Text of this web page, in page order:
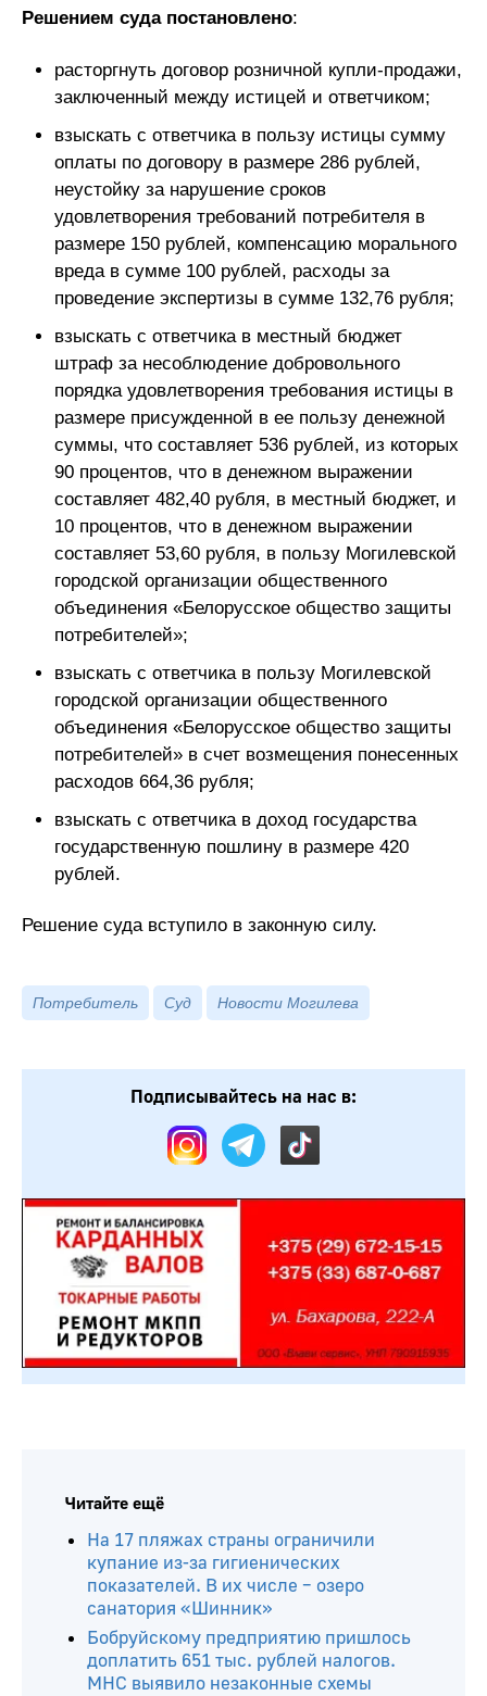
Решением суда постановлено:
расторгнуть договор розничной купли-продажи,
заключенный между истицей и ответчиком;
взыскать с ответчика в пользу истицы сумму
оплаты по договору в размере 286 рублей,
неустойку за нарушение сроков
удовлетворения требований потребителя в
размере 150 рублей, компенсацию морального
вреда в сумме 100 рублей, расходы за
проведение экспертизы в сумме 132,76 рубля;
взыскать с ответчика в местный бюджет
штраф за несоблюдение добровольного
порядка удовлетворения требования истицы в
размере присужденной в ее пользу денежной
суммы, что составляет 536 рублей, из которых
90 процентов, что в денежном выражении
составляет 482,40 рубля, в местный бюджет, и
10 процентов, что в денежном выражении
составляет 53,60 рубля, в пользу Могилевской
городской организации общественного
объединения «Белорусское общество защиты
потребителей»;
взыскать с ответчика в пользу Могилевской
городской организации общественного
объединения «Белорусское общество защиты
потребителей» в счет возмещения понесенных
расходов 664,36 рубля;
взыскать с ответчика в доход государства
государственную пошлину в размере 420
рублей.
Решение суда вступило в законную силу.
Потребитель Суд Новости Могилева
Подписывайтесь на нас в:
Читайте ещё
На 17 пляжах страны ограничили
купание из-за гигиенических
показателей. В их числе – озеро
санатория «Шинник»
Бобруйскому предприятию пришлось
доплатить 651 тыс. рублей налогов.
МНС выявило незаконные схемы